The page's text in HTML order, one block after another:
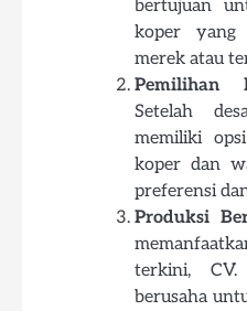
bertujuan
koper yang
merek atau
Pemilihan
Setelah
memiliki
koper dan
preferensi
Produksi
terkini, CV.
berusaha